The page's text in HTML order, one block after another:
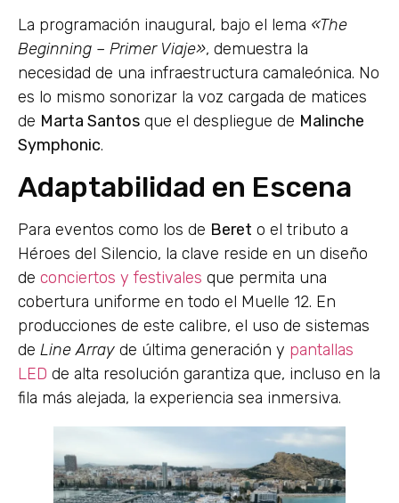
La programación inaugural, bajo el lema «The
Beginning – Primer Viaje», demuestra la
necesidad de una infraestructura camaleónica. No
es lo mismo sonorizar la voz cargada de matices
de Marta Santos que el despliegue de Malinche
Symphonic.
Adaptabilidad en Escena
Para eventos como los de Beret o el tributo a
Héroes del Silencio, la clave reside en un diseño
de conciertos y festivales que permita una
cobertura uniforme en todo el Muelle 12. En
producciones de este calibre, el uso de sistemas
de Line Array de última generación y pantallas
LED de alta resolución garantiza que, incluso en la
fila más alejada, la experiencia sea inmersiva.